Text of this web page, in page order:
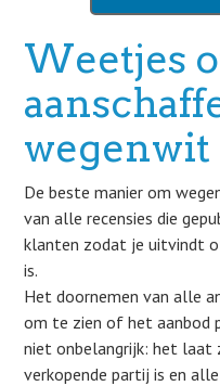
Weetjes
wegenwit
De beste manier om
van alle recensies die
klanten zodat je uitvindt
is.
Het doornemen van alle
om te zien of het aanbod
niet onbelangrijk: het laat
verkopende partij is en